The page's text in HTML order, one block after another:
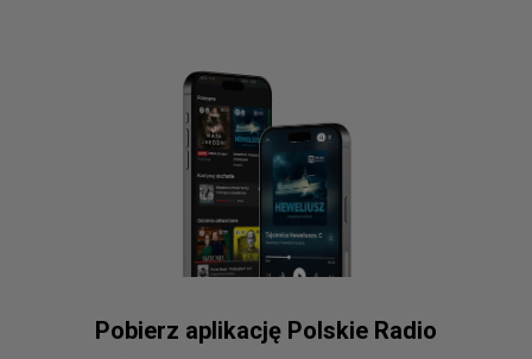
Pobierz aplikację Polskie Radio